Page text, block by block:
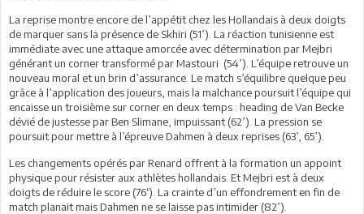
La reprise montre encore de l’appétit chez les Hollandais à deux doigts
de marquer sans la présence de Skhiri (51’). La réaction tunisienne est
immédiate avec une attaque amorcée avec détermination par Mejbri
générant un corner transformé par Mastouri (54’). L’équipe retrouve un
nouveau moral et un brin d’assurance. Le match s’équilibre quelque peu
grâce à l’application des joueurs, mais la malchance poursuit l’équipe qui
encaisse un troisième sur corner en deux temps : heading de Van Becke
dévié de justesse par Ben Slimane, impuissant (62’). La pression se
poursuit pour mettre à l’épreuve Dahmen à deux reprises (63’, 65’).
Les changements opérés par Renard offrent à la formation un appoint
physique pour résister aux athlètes hollandais. Et Mejbri est à deux
doigts de réduire le score (76‘). La crainte d’un effondrement en fin de
match planait mais Dahmen ne se laisse pas intimider (82’).